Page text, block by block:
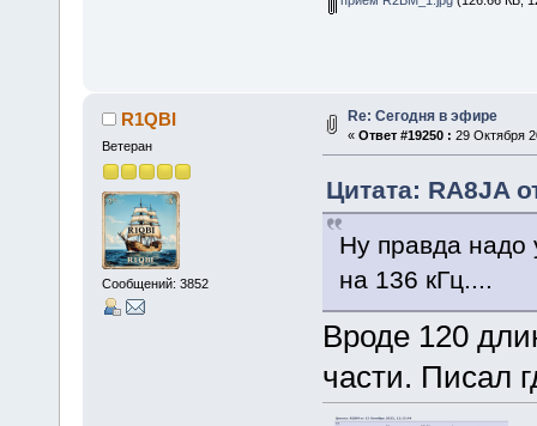
R1QBI
Ветеран
Сообщений: 3852
Re: Сегодня в эфире
« Ответ #19250 : 29 Октября
Цитата: RA8JA
Ну правда надо
на 136 кГц....
Вроде 120
части. Писал